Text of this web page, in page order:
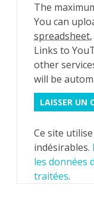
The
You can
spreadsheet,
Links to
other
will be
Ce site
indésirables.
les données
traitées.